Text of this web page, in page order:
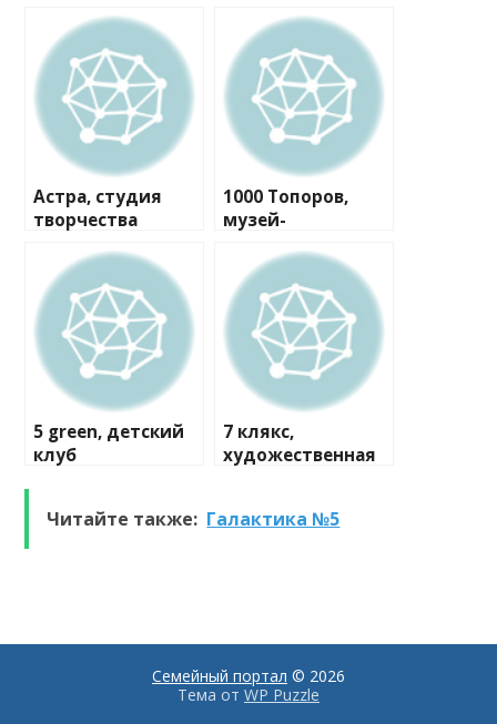
Астра, студия
творчества
1000 Топоров,
музей-
5 green, детский
клуб
7 клякс,
художественная
Читайте также: Галактика №5
Семейный портал © 2026
Тема от WP Puzzle